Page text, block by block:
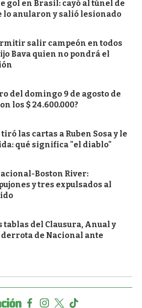
gol en Brasil: cayó al túnel de
lo anularon y salió lesionado
salir campeón en todos
Bava quien no pondrá el
del domingo 9 de agosto de
los $ 24.600.000?
las cartas a Ruben Sosa y le
qué significa "el diablo"
Boston River:
y tres expulsados al
del Clausura, Anual y
derrota de Nacional ante